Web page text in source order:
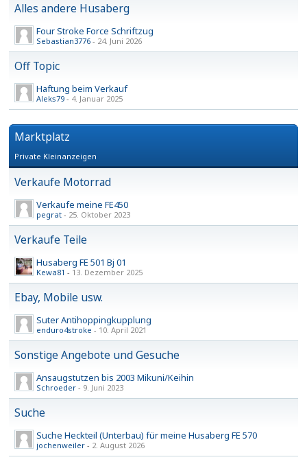
Alles andere Husaberg
Four Stroke Force Schriftzug
Sebastian3776 - 24. Juni 2026
Off Topic
Haftung beim Verkauf
Aleks79 - 4. Januar 2025
Marktplatz
Private Kleinanzeigen
Verkaufe Motorrad
Verkaufe meine FE450
pegrat - 25. Oktober 2023
Verkaufe Teile
Husaberg FE 501 Bj 01
Kewa81 - 13. Dezember 2025
Ebay, Mobile usw.
Suter Antihoppingkupplung
enduro4stroke - 10. April 2021
Sonstige Angebote und Gesuche
Ansaugstutzen bis 2003 Mikuni/Keihin
Schroeder - 9. Juni 2023
Suche
Suche Heckteil (Unterbau) für meine Husaberg FE 570
jochenweiler - 2. August 2026